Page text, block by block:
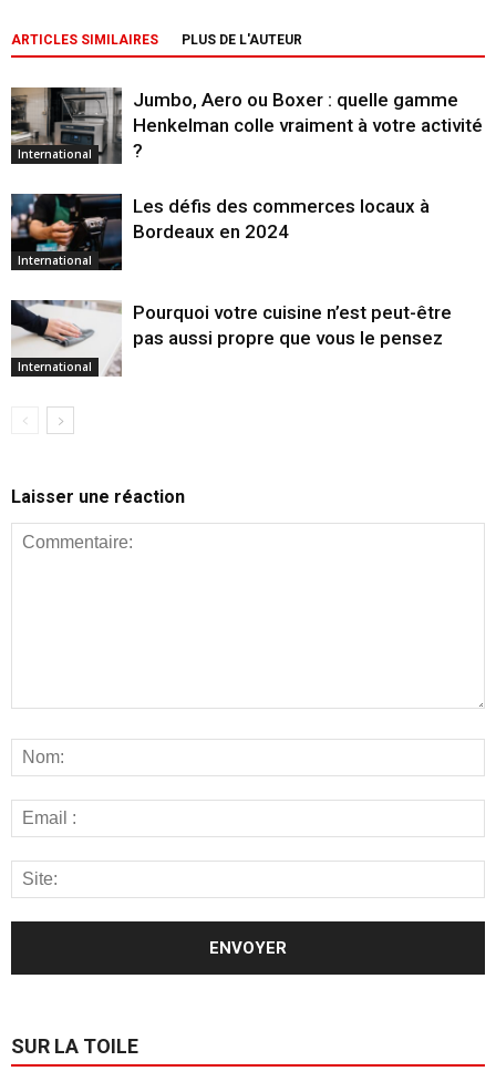
ARTICLES SIMILAIRES PLUS DE L'AUTEUR
International
Jumbo, Aero ou Boxer : quelle gamme
Henkelman colle vraiment à votre activité
?
International
Les défis des commerces locaux à
Bordeaux en 2024
International
Pourquoi votre cuisine n’est peut-être
pas aussi propre que vous le pensez
Laisser une réaction
SUR LA TOILE